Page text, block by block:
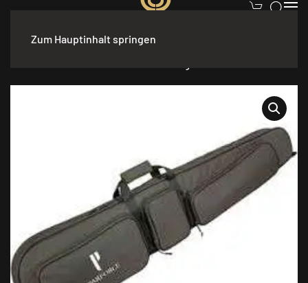
Zum Hauptinhalt springen
Jagdzubehör
Wildwannen und